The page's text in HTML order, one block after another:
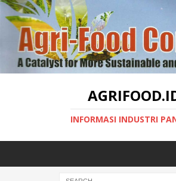
INFORMASI INDUSTRI